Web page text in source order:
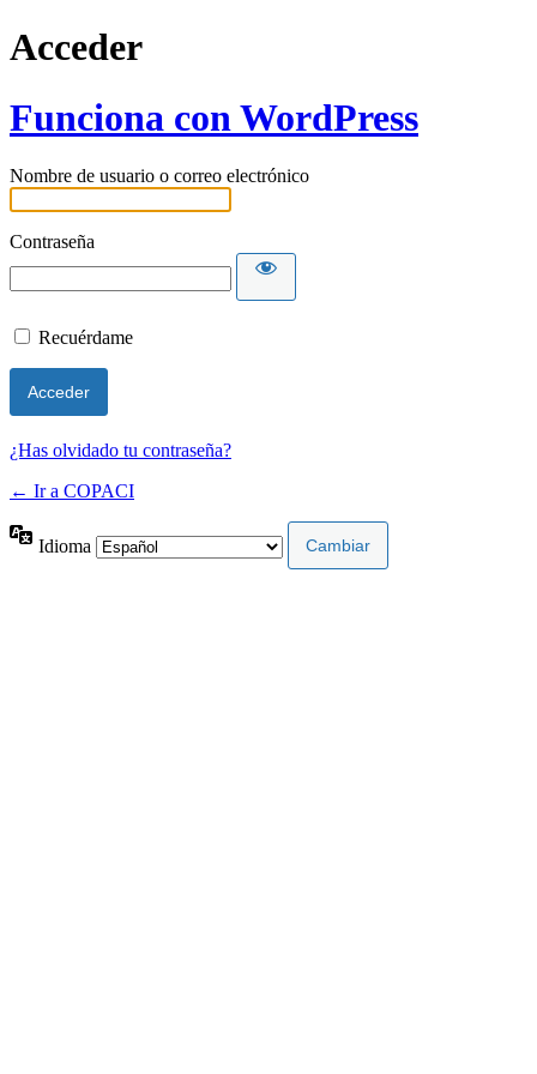
Acceder
Funciona con WordPress
Nombre de usuario o correo electrónico
Contraseña
Recuérdame
¿Has olvidado tu contraseña?
← Ir a COPACI
Idioma